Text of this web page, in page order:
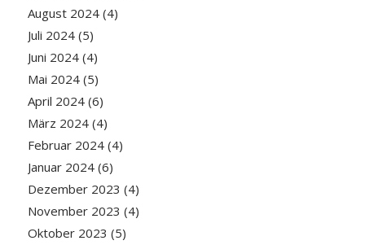
August 2024(4)
Juli 2024(5)
Juni 2024(4)
Mai 2024(5)
April 2024(6)
März 2024(4)
Februar 2024(4)
Januar 2024(6)
Dezember 2023 (4)
November 2023 (4)
Oktober 2023 (5)